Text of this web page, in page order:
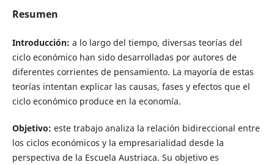
Resumen
Introducción: a lo largo del tiempo, diversas teorías del
ciclo económico han sido desarrolladas por autores de
diferentes corrientes de pensamiento. La mayoría de estas
teorías intentan explicar las causas, fases y efectos que el
ciclo económico produce en la economía.
Objetivo: este trabajo analiza la relación bidireccional entre
los ciclos económicos y la empresarialidad desde la
perspectiva de la Escuela Austriaca. Su objetivo es